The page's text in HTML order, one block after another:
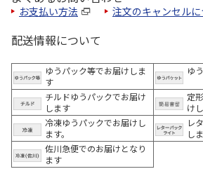
お支払い方法 注文のキャンセルに
配送情報について
ゆうパック等でお届けしま
す
ゆ
チルドゆうパックでお届け
します
定
け
冷凍ゆうパックでお届けし
ます。
レ
し
佐川急便でのお届けとなり
ます